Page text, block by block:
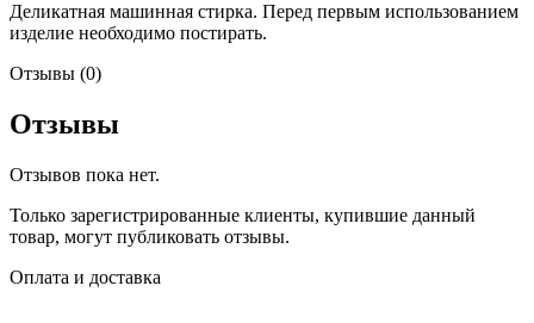
Деликатная машинная стирка. Перед первым использованием
изделие необходимо постирать.
Отзывы (0)
Отзывы
Отзывов пока нет.
Только зарегистрированные клиенты, купившие данный
товар, могут публиковать отзывы.
Оплата и доставка